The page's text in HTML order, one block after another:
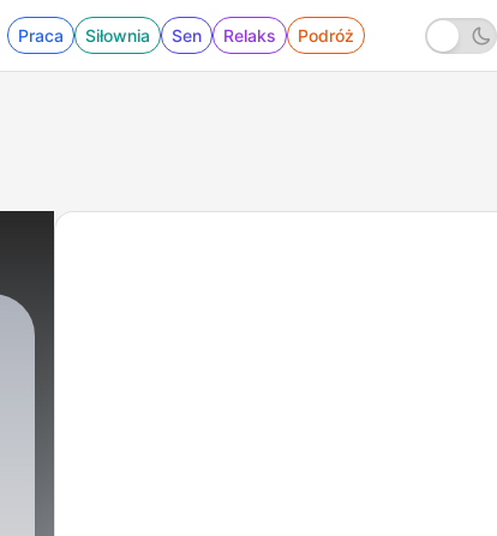
Praca Siłownia Sen Relaks Podróż